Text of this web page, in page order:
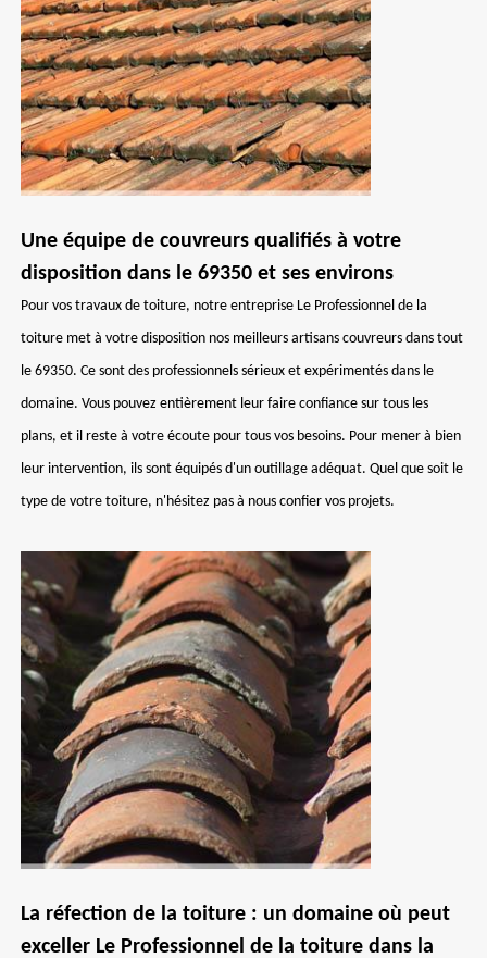
Une équipe de couvreurs qualifiés à votre
disposition dans le 69350 et ses environs
Pour vos travaux de toiture, notre entreprise Le Professionnel de la
toiture met à votre disposition nos meilleurs artisans couvreurs dans tout
le 69350. Ce sont des professionnels sérieux et expérimentés dans le
domaine. Vous pouvez entièrement leur faire confiance sur tous les
plans, et il reste à votre écoute pour tous vos besoins. Pour mener à bien
leur intervention, ils sont équipés d'un outillage adéquat. Quel que soit le
type de votre toiture, n'hésitez pas à nous confier vos projets.
La réfection de la toiture : un domaine où peut
exceller Le Professionnel de la toiture dans la